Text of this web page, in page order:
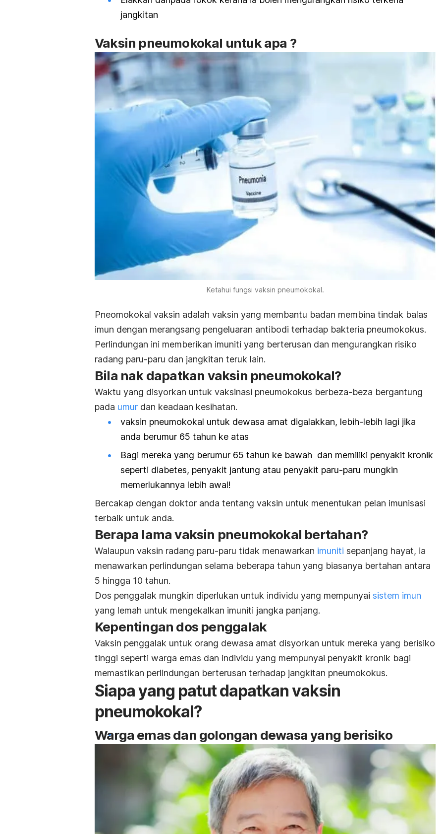
jangkitan
Vaksin pneumokokal untuk apa ?
Ketahui fungsi vaksin pneumokokal.
Pneomokokal vaksin adalah vaksin yang membantu badan membina tindak balas
imun dengan merangsang pengeluaran antibodi terhadap bakteria pneumokokus.
Perlindungan ini memberikan imuniti yang berterusan dan mengurangkan risiko
radang paru-paru dan jangkitan teruk lain.
Bila nak dapatkan vaksin pneumokokal?
Waktu yang disyorkan untuk vaksinasi pneumokokus berbeza-beza bergantung
pada umur dan keadaan kesihatan.
vaksin pneumokokal untuk dewasa amat digalakkan, lebih-lebih lagi jika
anda berumur 65 tahun ke atas
Bagi mereka yang berumur 65 tahun ke bawah dan memiliki penyakit kronik
seperti diabetes, penyakit jantung atau penyakit paru-paru mungkin
memerlukannya lebih awal!
Bercakap dengan doktor anda tentang vaksin untuk menentukan pelan imunisasi
terbaik untuk anda.
Berapa lamavaksin pneumokokal bertahan?
Walaupun vaksin radang paru-paru tidak menawarkan imuniti sepanjang hayat, ia
menawarkan perlindungan selama beberapa tahun yang biasanya bertahan antara
5 hingga 10 tahun.
Dos penggalak mungkin diperlukan untuk individu yang mempunyai sistem imun
yang lemah untuk mengekalkan imuniti jangka panjang.
Kepentingan dos penggalak
Vaksin penggalak untuk orang dewasa amat disyorkan untuk mereka yang berisiko
tinggi seperti warga emas dan individu yang mempunyai penyakit kronik bagi
memastikan perlindungan berterusan terhadap jangkitan pneumokokus.
Siapa yang patut dapatkan vaksin
pneumokokal?
Warga emas dan golongan dewasa yang berisiko